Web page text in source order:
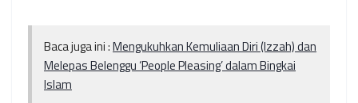
Baca juga ini :Mengukuhkan Kemuliaan Diri (Izzah) dan
Melepas Belenggu ‘People Pleasing’ dalam Bingkai
Islam